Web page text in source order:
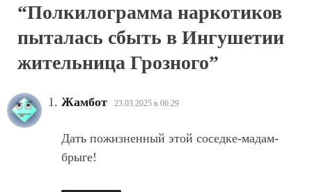
“Полкилограмма наркотиков
пыталась сбыть в Ингушетии
жительница Грозного”
Жамбот 23.03.2025 в 06:29
Дать пожизненный этой соседке-мадам-
брыге!